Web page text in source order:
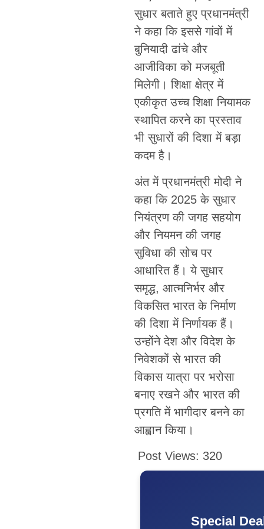
सुधार बताते हुए प्रधानमंत्री
ने कहा कि इससे गांवों में
बुनियादी ढांचे और
आजीविका को मजबूती
मिलेगी। शिक्षा क्षेत्र में
एकीकृत उच्च शिक्षा नियामक
स्थापित करने का प्रस्ताव
भी सुधारों की दिशा में बड़ा
कदम है।
अंत में प्रधानमंत्री मोदी ने
कहा कि 2025 के सुधार
नियंत्रण की जगह सहयोग
और नियमन की जगह
सुविधा की सोच पर
आधारित हैं। ये सुधार
समृद्ध, आत्मनिर्भर और
विकसित भारत के निर्माण
की दिशा में निर्णायक हैं।
उन्होंने देश और विदेश के
निवेशकों से भारत की
विकास यात्रा पर भरोसा
बनाए रखने और भारत की
प्रगति में भागीदार बनने का
आह्वान किया।
Post Views: 320
Special